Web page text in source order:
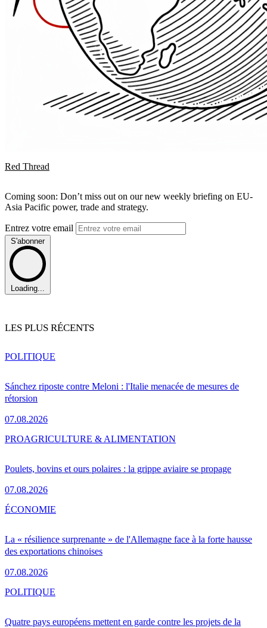
Red Thread
Coming soon: Don’t miss out on our new weekly briefing on EU-
Asia Pacific power, trade and strategy.
Entrez votre email
S'abonner
Loading...
LES PLUS RÉCENTS
Sánchez riposte contre Meloni : l'Italie menacée de mesures de
rétorsion
07.08.2026
POLITIQUE
Poulets, bovins et ours polaires : la grippe aviaire se propage
07.08.2026
PROAGRICULTURE & ALIMENTATION
La « résilience surprenante » de l'Allemagne face à la forte hausse
des exportations chinoises
07.08.2026
ÉCONOMIE
Quatre pays européens mettent en garde contre les projets de la
POLITIQUE